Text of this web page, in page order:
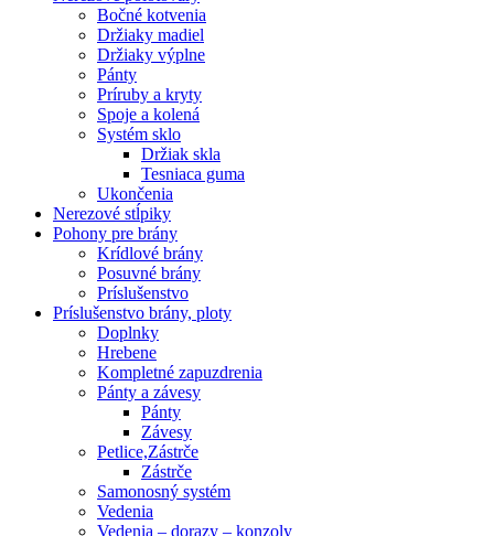
Bočné kotvenia
Držiaky madiel
Držiaky výplne
Pánty
Príruby a kryty
Spoje a kolená
Systém sklo
Držiak skla
Tesniaca guma
Ukončenia
Nerezové stĺpiky
Pohony pre brány
Krídlové brány
Posuvné brány
Príslušenstvo
Príslušenstvo brány, ploty
Doplnky
Hrebene
Kompletné zapuzdrenia
Pánty a závesy
Pánty
Závesy
Petlice,Zástrče
Zástrče
Samonosný systém
Vedenia
Vedenia – dorazy – konzoly